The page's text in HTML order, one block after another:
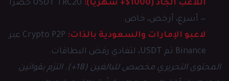
اللاعب الجاد (1000$+ شهريًا):
USDT TRC20 حصرًا
— أسرع، أرخص، خاص.
لاعبو الإمارات والسعودية بالذات:
Crypto P2P عبر
Binance ثم USDT، لتفادي رفض البطاقات.
المحتوى التحريري مخصص للبالغين (18+). التزم بقوانين